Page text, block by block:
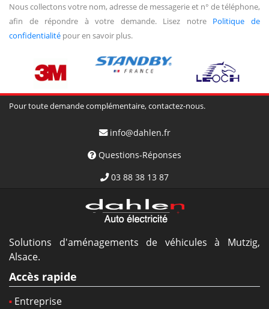
Nous collectons votre nom, adresse de messagerie et n° de téléphone,
afin de répondre à votre demande. Lisez notre Politique de
confidentialité pour en savoir plus.
Pour toute demande complémentaire, contactez-nous.
info@dahlen.fr
Questions-Réponses
03 88 38 13 87
Solutions d'aménagements de véhicules à Mutzig,
Alsace.
Accès rapide
Entreprise